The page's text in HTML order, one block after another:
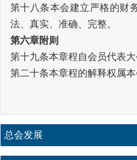
第十八条本会建立严格的财
法、真实、准确、完整。
第六章附则
第十九条本章程自会员代表大
第二十条本章程的解释权属本
总会发展